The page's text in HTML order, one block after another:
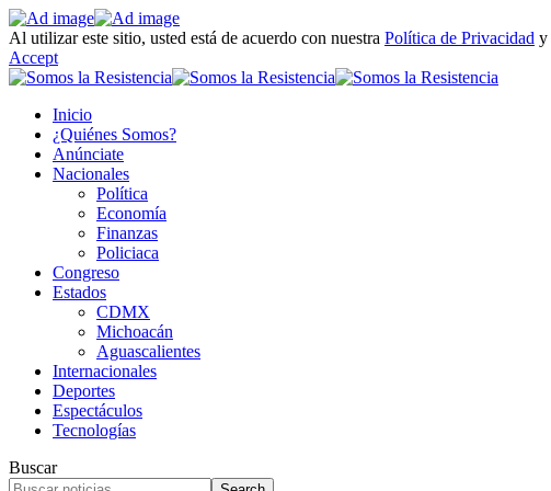
Al utilizar este sitio, usted está de acuerdo con nuestra Política de Privacidad y
Accept
Inicio
¿Quiénes Somos?
Anúnciate
Nacionales
Política
Economía
Finanzas
Policiaca
Congreso
Estados
CDMX
Michoacán
Aguascalientes
Internacionales
Deportes
Espectáculos
Tecnologías
Buscar